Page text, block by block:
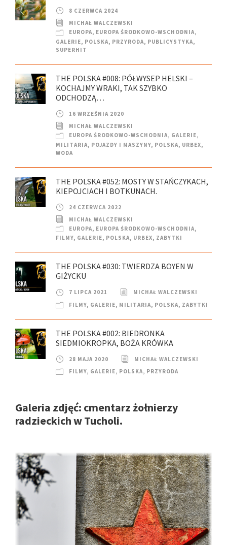
8 CZERWCA 2024
MICHAŁ WALCZEWSKI
EUROPA, EUROPA ŚRODKOWO-WSCHODNIA,
GALERIE, POLSKA, PRZYRODA, PUBLICYSTYKA,
SUPERHIT
THE POLSKA #008: PÓŁWYSEP HELSKI –
KOCHAJMY WRAKI, TAK SZYBKO
ODCHODZĄ…
16 WRZEŚNIA 2020
MICHAŁ WALCZEWSKI
EUROPA ŚRODKOWO-WSCHODNIA, GALERIE,
MILITARIA, POJAZDY I MASZYNY, POLSKA, URBEX,
WODA
THE POLSKA #052: MOSTY W STAŃCZYKACH,
KIEPOJCIACH I BOTKUNACH.
24 CZERWCA 2022
MICHAŁ WALCZEWSKI
EUROPA, EUROPA ŚRODKOWO-WSCHODNIA,
FILMY, GALERIE, POLSKA, URBEX, ZABYTKI
THE POLSKA #030: TWIERDZA BOYEN W
GIŻYCKU
7 LIPCA 2021
MICHAŁ WALCZEWSKI
FILMY, GALERIE, MILITARIA, POLSKA, ZABYTKI
THE POLSKA #002: BIEDRONKA
SIEDMIOKROPKA, BOŻA KRÓWKA
28 MAJA 2020
MICHAŁ WALCZEWSKI
FILMY, GALERIE, POLSKA, PRZYRODA
Galeria zdjęć: cmentarz żołnierzy
radzieckich w Tucholi.